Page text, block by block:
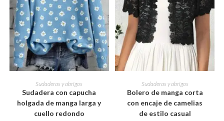
SELECCIONAR OPCIONES
producto
tiene
múltiples
variantes.
Las
opciones
Sudaderas y abrigos
Sudadera con capucha
holgada de manga larga y
cuello redondo
SELECCIONAR OPCIONES
producto
tiene
múltiples
variantes.
opciones
Sudaderas y abrigos
Bolero de manga corta
con encaje de camelias
de estilo casual